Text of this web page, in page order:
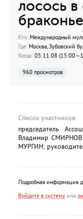
лосось
Кто: Международный
Где: Москва, Зубовский
Когда: 05.11.08
960 просмотров
Список участников:
председатель
Владимир СМИРНОВ;
МУРГИН;
Подробная информация
Войдите в систему или